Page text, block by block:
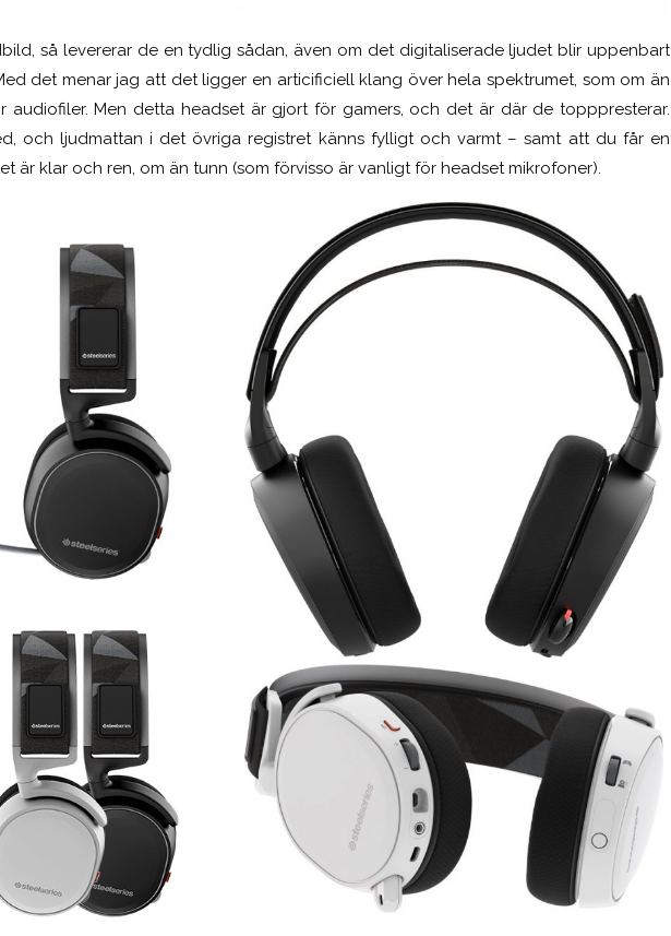
så levererar de en tydlig sådan, även om det digitaliserade ljudet blir uppenbart
det menar jag att det ligger en articificiell klang över hela spektrumet, som om än
audiofiler. Men detta headset är gjort för gamers, och det är där de topppresterar.
och ljudmattan i det övriga registret känns fylligt och varmt – samt att du får en
är klar och ren, om än tunn (som förvisso är vanligt för headset mikrofoner).